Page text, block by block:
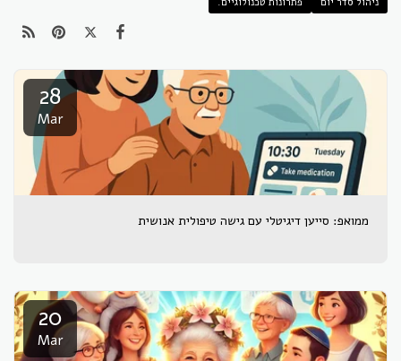
28
Mar
ממואפ: סייען דיגיטלי עם גישה טיפולית אנושית
20
Mar